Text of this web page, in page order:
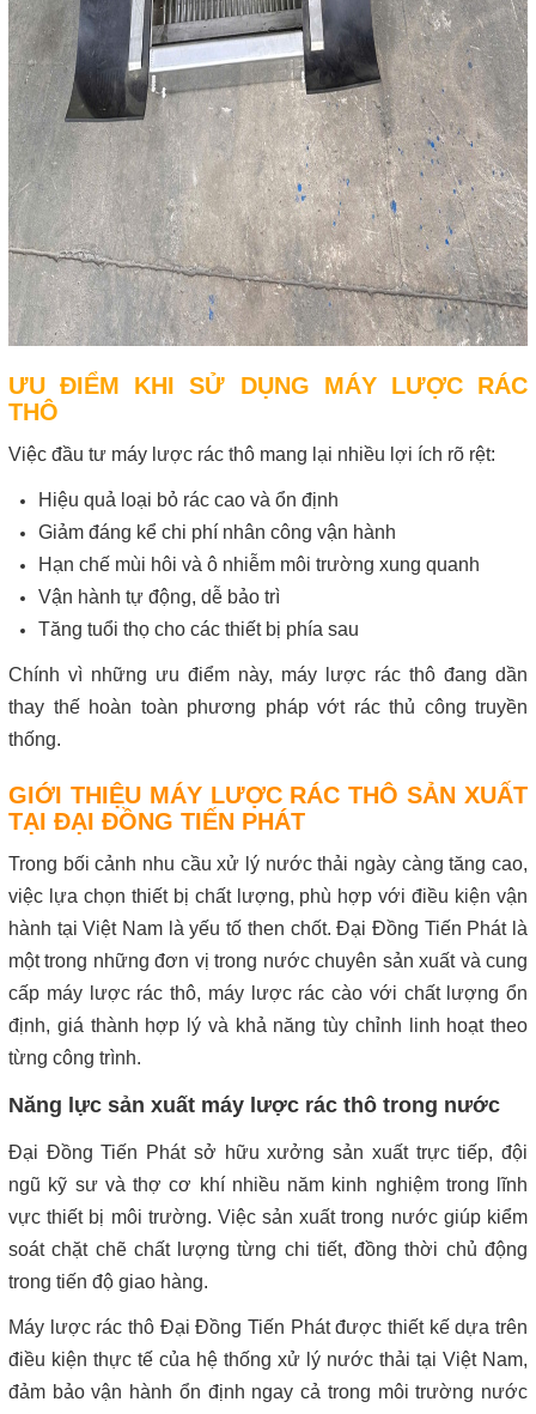
ƯU ĐIỂM KHI SỬ DỤNG MÁY LƯỢC RÁC
THÔ
Việc đầu tư máy lược rác thô mang lại nhiều lợi ích rõ rệt:
Hiệu quả loại bỏ rác cao và ổn định
Giảm đáng kể chi phí nhân công vận hành
Hạn chế mùi hôi và ô nhiễm môi trường xung quanh
Vận hành tự động, dễ bảo trì
Tăng tuổi thọ cho các thiết bị phía sau
Chính vì những ưu điểm này, máy lược rác thô đang dần
thay thế hoàn toàn phương pháp vớt rác thủ công truyền
thống.
GIỚI THIỆU MÁY LƯỢC RÁC THÔ SẢN XUẤT
TẠI ĐẠI ĐỒNG TIẾN PHÁT
Trong bối cảnh nhu cầu xử lý nước thải ngày càng tăng cao,
việc lựa chọn thiết bị chất lượng, phù hợp với điều kiện vận
hành tại Việt Nam là yếu tố then chốt. Đại Đồng Tiến Phát là
một trong những đơn vị trong nước chuyên sản xuất và cung
cấp máy lược rác thô, máy lược rác cào với chất lượng ổn
định, giá thành hợp lý và khả năng tùy chỉnh linh hoạt theo
từng công trình.
Năng lực sản xuất máy lược rác thô trong nước
Đại Đồng Tiến Phát sở hữu xưởng sản xuất trực tiếp, đội
ngũ kỹ sư và thợ cơ khí nhiều năm kinh nghiệm trong lĩnh
vực thiết bị môi trường. Việc sản xuất trong nước giúp kiểm
soát chặt chẽ chất lượng từng chi tiết, đồng thời chủ động
trong tiến độ giao hàng.
Máy lược rác thô Đại Đồng Tiến Phát được thiết kế dựa trên
điều kiện thực tế của hệ thống xử lý nước thải tại Việt Nam,
đảm bảo vận hành ổn định ngay cả trong môi trường nước